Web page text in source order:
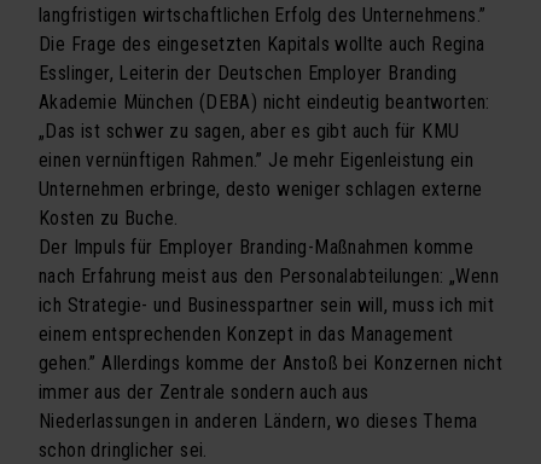
langfristigen wirtschaftlichen Erfolg des Unternehmens.”
Die Frage des eingesetzten Kapitals wollte auch Regina
Esslinger, Leiterin der Deutschen Employer Branding
Akademie München (DEBA) nicht eindeutig beantworten:
„Das ist schwer zu sagen, aber es gibt auch für KMU
einen vernünftigen Rahmen.” Je mehr Eigenleistung ein
Unternehmen erbringe, desto weniger schlagen externe
Kosten zu Buche.
Der Impuls für Employer Branding-Maßnahmen komme
nach Erfahrung meist aus den Personalabteilungen: „Wenn
ich Strategie- und Businesspartner sein will, muss ich mit
einem entsprechenden Konzept in das Management
gehen.” Allerdings komme der Anstoß bei Konzernen nicht
immer aus der Zentrale sondern auch aus
Niederlassungen in anderen Ländern, wo dieses Thema
schon dringlicher sei.